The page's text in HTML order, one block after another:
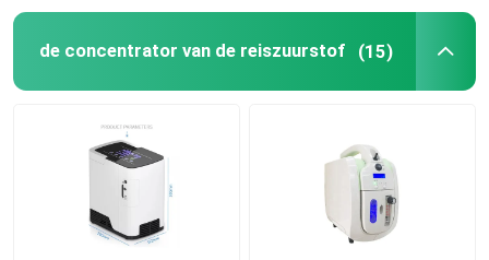
de concentrator van de reiszuurstof (15)